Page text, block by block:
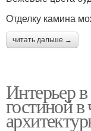
Отделку камина
читать дальше →
Интерьер
гостиной